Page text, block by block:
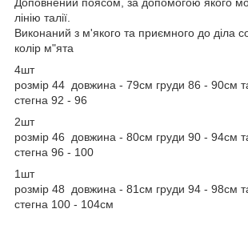
лінію талії.
Виконаний з м'якого та приємного до діла
колір м"ята
4шт
розмір 44 довжина - 79см груди 86 - 90см
стегна 92 - 96
2шт
розмір 46 довжина - 80см груди 90 - 94см
стегна 96 - 100
1шт
розмір 48 довжина - 81см груди 94 - 98см
стегна 100 - 104см